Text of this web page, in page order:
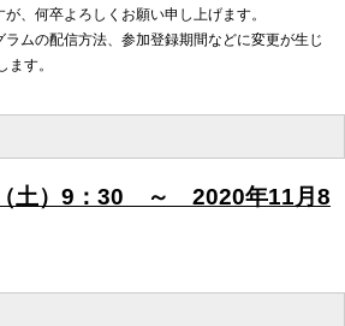
、何卒よろしくお願い申し上げます。
ムの配信方法、参加登録期間などに変更が生じ
ます。
土）9：30 ～ 2020年11月8